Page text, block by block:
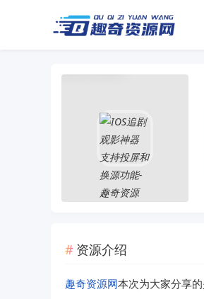
资源介绍
趣奇资源网本次为大家分享